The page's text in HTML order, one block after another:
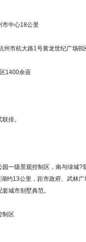
中心18公里
市杭大路1号黄龙世纪广场B
1400余亩
排。
级景观控制区，南与绿城?
约13公里，距市政府、武林
城市别墅典范。
制区